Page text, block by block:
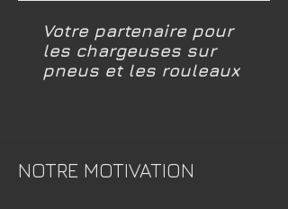
Votre partenaire pour
les chargeuses sur
pneus et les rouleaux
NOTRE MOTIVATION